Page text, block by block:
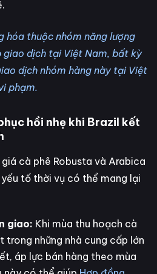
hóa thuộc nhóm năng lượng
giao dịch tại Việt Nam, bất kỳ
dịch nhóm hàng này tại Việt
phạm.
hồi nhẹ khi Brazil kết
cà phê Robusta và Arabica
tố thời vụ có thể mang lại
giao: Khi mùa thu hoạch cà
trong những nhà cung cấp lớn
áp lực bán hàng theo mùa